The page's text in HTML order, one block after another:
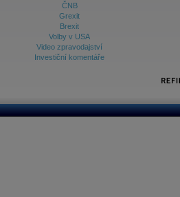
ČNB
Grexit
Brexit
Volby v USA
Video zpravodajství
Investiční komentáře